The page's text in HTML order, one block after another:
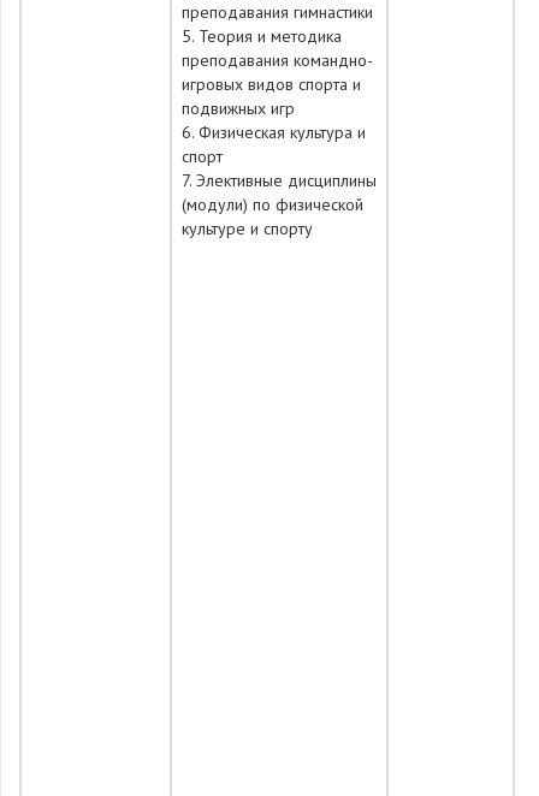
преподавания гимнастики
5. Теория и методика
преподавания командно-
игровых видов спорта и
подвижных игр
6. Физическая культура и
спорт
7. Элективные дисциплины
(модули) по физической
культуре и спорту